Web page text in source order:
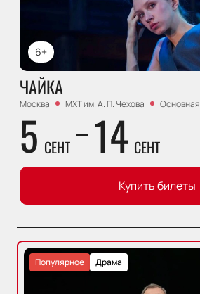
6+
ЧАЙКА
Москва МХТ им. А. П. Чехова
5 СЕНТ 14 СЕНТ
Купить билеты
Драма
Популярное